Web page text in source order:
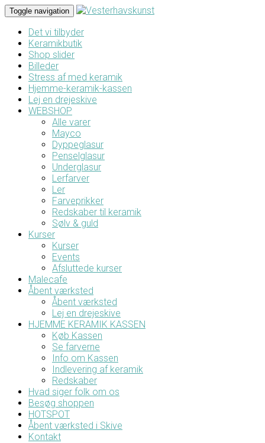
Toggle navigation
Det vi tilbyder
Keramikbutik
Shop slider
Billeder
Stress af med keramik
Hjemme-keramik-kassen
Lej en drejeskive
WEBSHOP
Alle varer
Mayco
Dyppeglasur
Penselglasur
Underglasur
Lerfarver
Ler
Farveprikker
Redskaber til keramik
Sølv & guld
Kurser
Kurser
Events
Afsluttede kurser
Malecafe
Åbent værksted
Åbent værksted
Lej en drejeskive
HJEMME KERAMIK KASSEN
Køb Kassen
Se farverne
Info om Kassen
Indlevering af keramik
Redskaber
Hvad siger folk om os
Besøg shoppen
HOTSPOT
Åbent værksted i Skive
Kontakt